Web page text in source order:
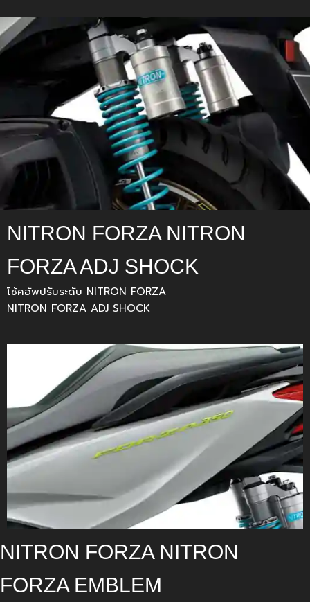
NITRON FORZA NITRON
FORZA ADJ SHOCK
โช้คอัพปรับระดับ NITRON FORZA
NITRON FORZA ADJ SHOCK
NITRON FORZA NITRON
FORZA EMBLEM